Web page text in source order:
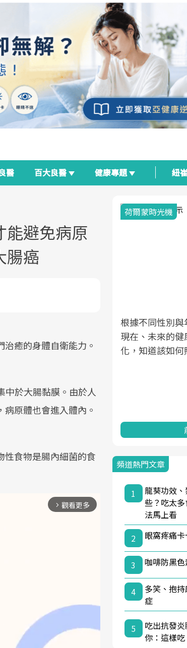
醫 百大良醫 健康專題 紐
避免病原
腸癌
癒的身體自衛能力。
中於大腸黏膜。由於人
原體也會進入體內。
性食物是腸內細菌的食
arrow_forward_ios 觀看更多
灣推動委員會」與「長
更是民眾了解自身健康
管理的重要起點。
康革命！
認知，進而引導實際的
荷爾蒙時光機
根據不同性別與
現在、未來的
化，知道該如何
頻道熱門文章
1
龍葵功效
些？吃太
法馬上看
2
眼窩疼痛
3 咖啡防黑
4
多笑、抱
症
5
吃出抗發
你：這樣